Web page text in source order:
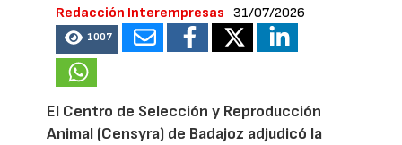
Redacción Interempresas 31/07/2026
1007
El Centro de Selección y Reproducción
Animal (Censyra) de Badajoz adjudicó la